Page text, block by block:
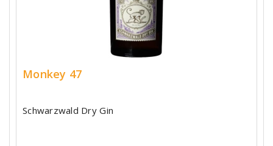
Monkey 47
Schwarzwald Dry Gin